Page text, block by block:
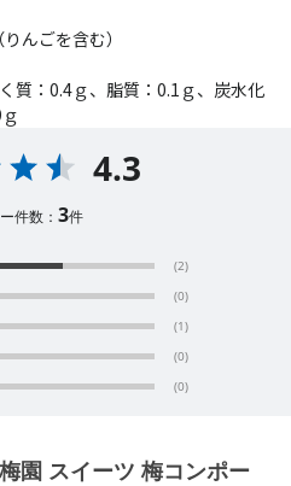
んごを含む）
質：0.4ｇ、脂質：0.1ｇ、炭水化
4.3
件数：3件
(2)
(0)
(1)
(0)
(0)
園 スイーツ 梅コンポー